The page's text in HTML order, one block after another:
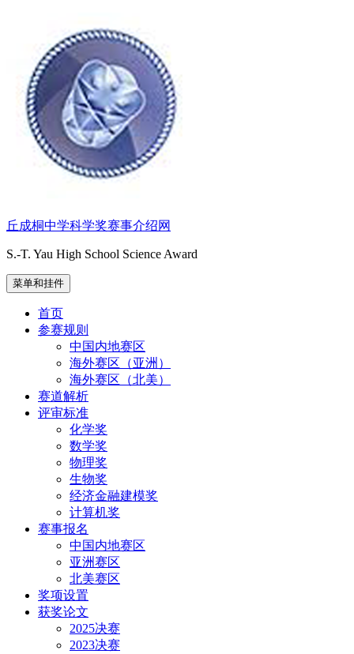
丘成桐中学科学奖赛事介绍网
S.-T. Yau High School Science Award
菜单和挂件
首页
参赛规则
中国内地赛区
海外赛区（亚洲）
海外赛区（北美）
赛道解析
评审标准
化学奖
数学奖
物理奖
生物奖
经济金融建模奖
计算机奖
赛事报名
中国内地赛区
亚洲赛区
北美赛区
奖项设置
获奖论文
2025决赛
2023决赛